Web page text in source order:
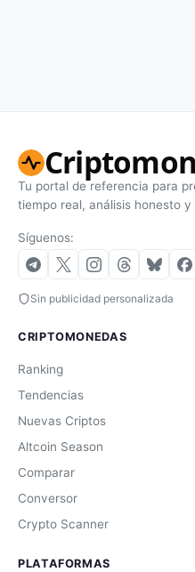
Tu portal de referencia para
tiempo real, análisis honesto
Síguenos:
Sin publicidad personalizada
CRIPTOMONEDAS
Ranking
Tendencias
Nuevas Criptos
Altcoin Season
Comparar
Conversor
Crypto Scanner
PLATAFORMAS